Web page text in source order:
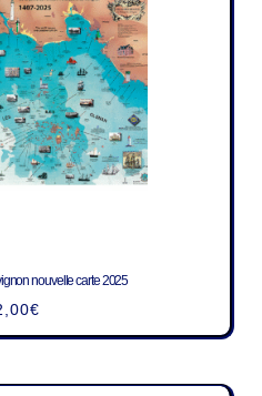
nouvelle carte 2025
€